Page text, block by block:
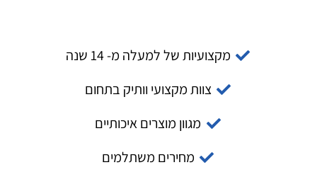
מקצועיות של למעלה מ- 14 שנה
צוות מקצועי וותיק בתחום
מגוון מוצרים איכותיים
מחירים משתלמים